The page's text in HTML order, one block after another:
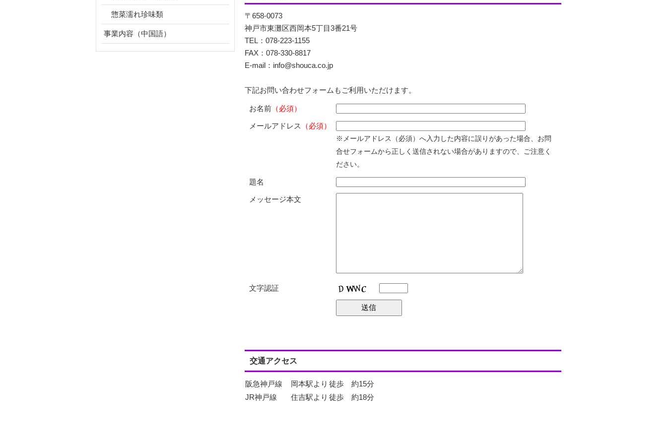
〒658-0073
神戸市東灘区西岡本5丁目3番21号
TEL：078-223-1155
FAX：078-330-8817
E-mail：info@shouca.co.jp
下記お問い合わせフォームもご利用いただけます。
お名前（必須）
メールアドレス （必須）
※メールアドレス（必須）へ入力した内容に誤りがあった場合、お問
合せフォームから正しく送信されない場合がありますので、ご注意く
ださい。
題名
メッセージ本文
文字認証
交通アクセス
阪急神戸線 岡本駅より 徒歩 約15分
JR神戸線
住吉駅より 徒歩 約18分
惣菜濡れ珍味類
事業内容（中国語）